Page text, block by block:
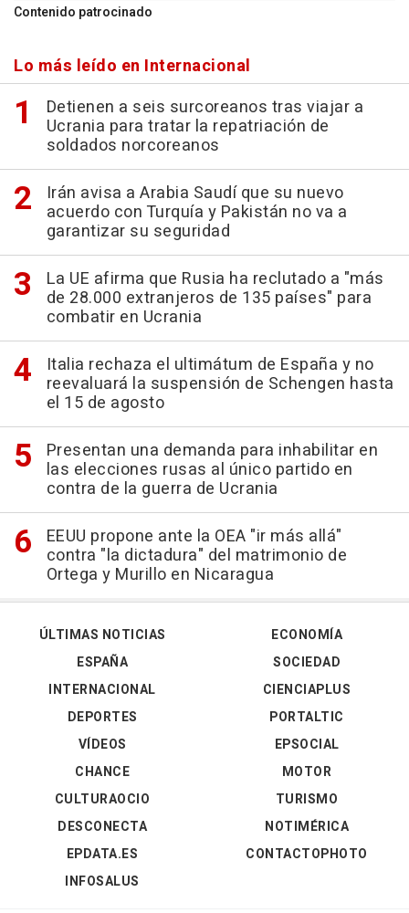
Contenido patrocinado
Lo más leído en Internacional
Detienen a seis surcoreanos tras viajar a
Ucrania para tratar la repatriación de
soldados norcoreanos
Irán avisa a Arabia Saudí que su nuevo
acuerdo con Turquía y Pakistán no va a
garantizar su seguridad
La UE afirma que Rusia ha reclutado a "más
de 28.000 extranjeros de 135 países" para
combatir en Ucrania
Italia rechaza el ultimátum de España y no
reevaluará la suspensión de Schengen hasta
el 15 de agosto
Presentan una demanda para inhabilitar en
las elecciones rusas al único partido en
contra de la guerra de Ucrania
EEUU propone ante la OEA "ir más allá"
contra "la dictadura" del matrimonio de
Ortega y Murillo en Nicaragua
ÚLTIMAS NOTICIAS
ESPAÑA
INTERNACIONAL
DEPORTES
VÍDEOS
ECONOMÍA
SOCIEDAD
CIENCIAPLUS
PORTALTIC
EPSOCIAL
CHANCE
CULTURAOCIO
DESCONECTA
EPDATA.ES
INFOSALUS
MOTOR
TURISMO
NOTIMÉRICA
CONTACTOPHOTO